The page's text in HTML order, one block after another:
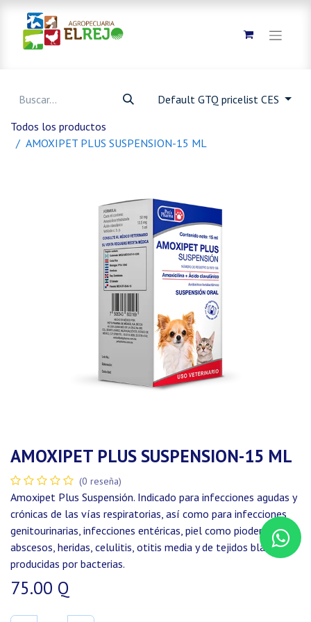
Default GTQ pricelist CES
Todos los productos
AMOXIPET PLUS SUSPENSION-15 ML
AMOXIPET PLUS SUSPENSION-15 ML
(0 reseña)
Amoxipet Plus Suspensión. Indicado para infecciones agudas y
crónicas de las vías respiratorias, así como para infecciones
genitourinarias, infecciones entéricas, piel como piodermas,
abscesos, heridas, celulitis, otitis media y de tejidos blandos
producidas por bacterias.
75.00 Q